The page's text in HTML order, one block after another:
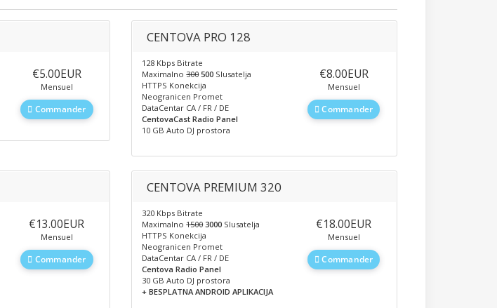
‎€5.00EUR
Mensuel
Commander
CENTOVA PRO 128
128 Kbps Bitrate
Maximalno300 500 Slusatelja
HTTPS Konekcija
Neogranicen Promet
DataCentar CA / FR / DE
CentovaCast Radio Panel
10 GB Auto DJ prostora
‎€8.00EUR
Mensuel
Commander
‎€13.00EUR
Mensuel
Commander
CENTOVA PREMIUM 320
320 Kbps Bitrate
Maximalno1500 3000 Slusatelja
HTTPS Konekcija
Neogranicen Promet
DataCentar CA / FR / DE
Centova Radio Panel
30 GB Auto DJ prostora
+ BESPLATNA ANDROID APLIKACIJA
‎€18.00EUR
Mensuel
Commander